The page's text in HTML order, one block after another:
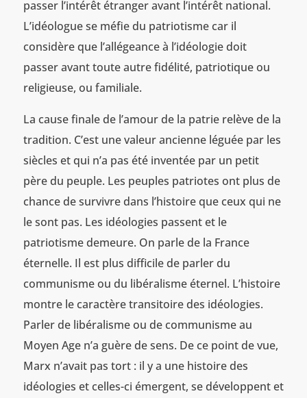
passer l’intérêt étranger avant l’intérêt national.
L’idéologue se méfie du patriotisme car il
considère que l’allégeance à l’idéologie doit
passer avant toute autre fidélité, patriotique ou
religieuse, ou familiale.
La cause finale de l’amour de la patrie relève de la
tradition. C’est une valeur ancienne léguée par les
siècles et qui n’a pas été inventée par un petit
père du peuple. Les peuples patriotes ont plus de
chance de survivre dans l’histoire que ceux qui ne
le sont pas. Les idéologies passent et le
patriotisme demeure. On parle de la France
éternelle. Il est plus difficile de parler du
communisme ou du libéralisme éternel. L’histoire
montre le caractère transitoire des idéologies.
Parler de libéralisme ou de communisme au
Moyen Age n’a guère de sens. De ce point de vue,
Marx n’avait pas tort : il y a une histoire des
idéologies et celles-ci émergent, se développent et